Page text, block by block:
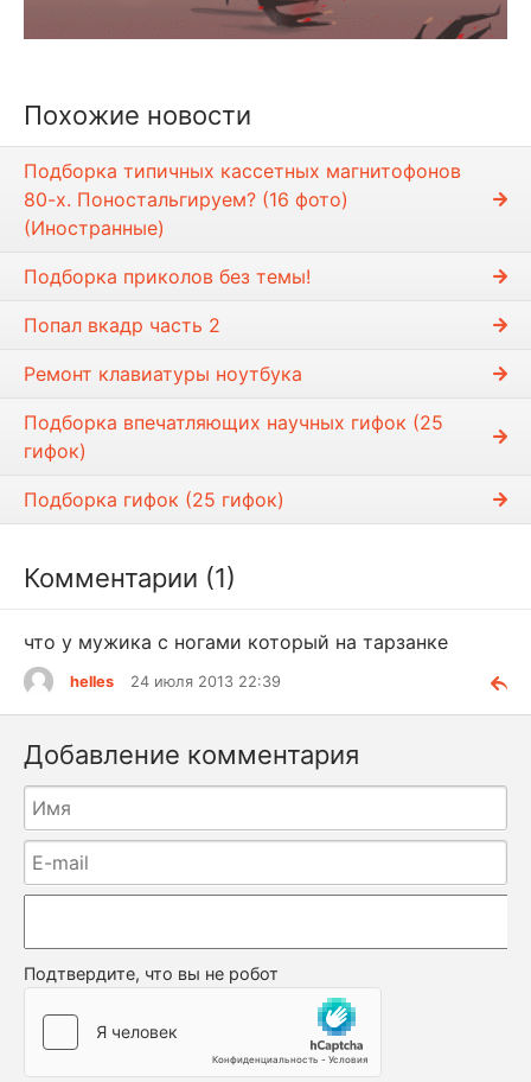
Похожие новости
Подборка типичных кассетных магнитофонов
80-х. Поностальгируем? (16 фото)
(Иностранные)
Подборка приколов без темы!
Попал вкадр часть 2
Ремонт клавиатуры ноутбука
Подборка впечатляющих научных гифок (25
гифок)
Подборка гифок (25 гифок)
Комментарии (1)
что у мужика с ногами который на тарзанке
helles 24 июля 2013 22:39
Добавление комментария
Подтвердите, что вы не робот